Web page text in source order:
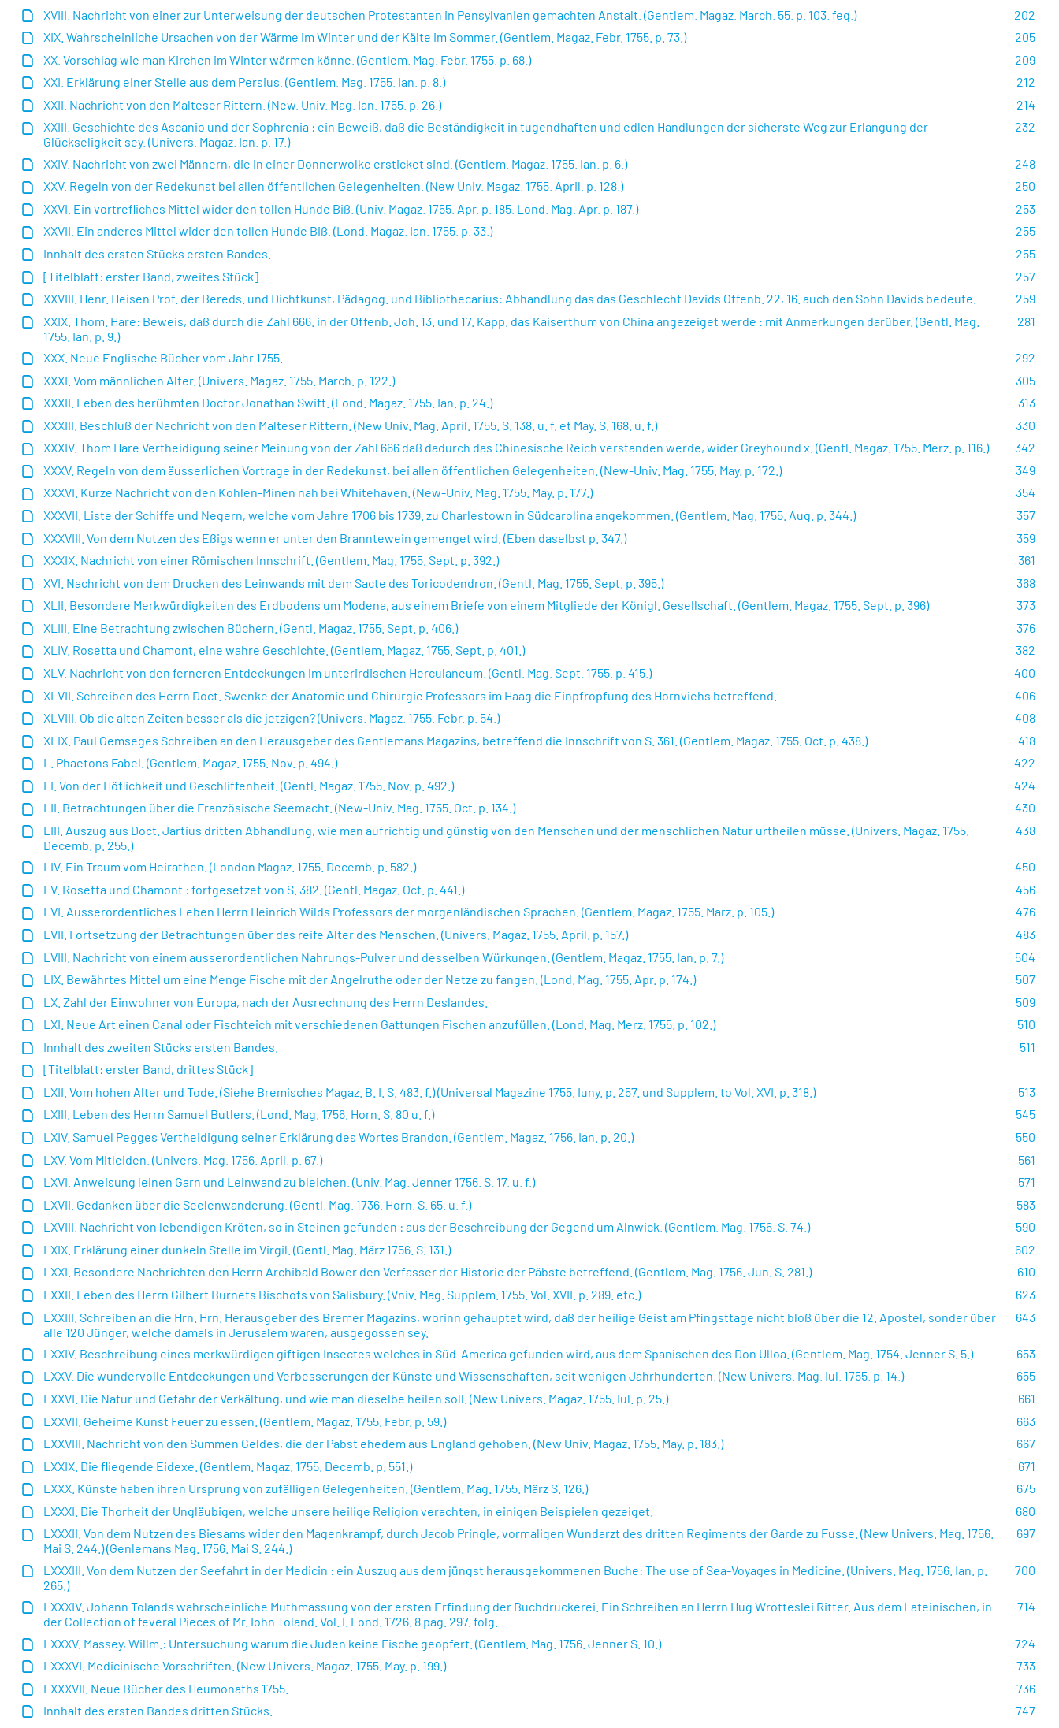
202
XVIII. Nachricht von einer zur Unterweisung der deutschen Protestanten in Pensylvanien gemachten Anstalt. (Gentlem. Magaz. March. 55. p. 103. feq.)
205
XIX. Wahrscheinliche Ursachen von der Wärme im Winter und der Kälte im Sommer. (Gentlem. Magaz. Febr. 1755. p. 73.)
209
XX. Vorschlag wie man Kirchen im Winter wärmen könne. (Gentlem. Mag. Febr. 1755. p. 68.)
212
XXI. Erklärung einer Stelle aus dem Persius. (Gentlem. Mag. 1755. Ian. p. 8.)
214
XXII. Nachricht von den Malteser Rittern. (New. Univ. Mag. Ian. 1755. p. 26.)
232
XXIII. Geschichte des Ascanio und der Sophrenia : ein Beweiß, daß die Beständigkeit in tugendhaften und edlen Handlungen der sicherste Weg zur Erlangung der
Glückseligkeit sey. (Univers. Magaz. Ian. p. 17.)
248
XXIV. Nachricht von zwei Männern, die in einer Donnerwolke ersticket sind. (Gentlem. Magaz. 1755. Ian. p. 6.)
250
XXV. Regeln von der Redekunst bei allen öffentlichen Gelegenheiten. (New Univ. Magaz. 1755. April. p. 128.)
253
XXVI. Ein vortrefliches Mittel wider den tollen Hunde Biß. (Univ. Magaz. 1755. Apr. p. 185. Lond. Mag. Apr. p. 187.)
255
XXVII. Ein anderes Mittel wider den tollen Hunde Biß. (Lond. Magaz. Ian. 1755. p. 33.)
255
Innhalt des ersten Stücks ersten Bandes.
257
[Titelblatt: erster Band, zweites Stück]
259
XXVIII. Henr. Heisen Prof. der Bereds. und Dichtkunst, Pädagog. und Bibliothecarius: Abhandlung das das Geschlecht Davids Offenb. 22, 16. auch den Sohn Davids bedeute.
281
XXIX. Thom. Hare: Beweis, daß durch die Zahl 666. in der Offenb. Joh. 13. und 17. Kapp. das Kaiserthum von China angezeiget werde : mit Anmerkungen darüber. (Gentl. Mag.
1755. Ian. p. 9.)
292
XXX. Neue Englische Bücher vom Jahr 1755.
305
XXXI. Vom männlichen Alter. (Univers. Magaz. 1755. March. p. 122.)
313
XXXII. Leben des berühmten Doctor Jonathan Swift. (Lond. Magaz. 1755. Ian. p. 24.)
330
XXXIII. Beschluß der Nachricht von den Malteser Rittern. (New Univ. Mag. April. 1755. S. 138. u. f. et May. S. 168. u. f.)
342
XXXIV. Thom Hare Vertheidigung seiner Meinung von der Zahl 666 daß dadurch das Chinesische Reich verstanden werde, wider Greyhound x. (Gentl. Magaz. 1755. Merz. p. 116.)
349
XXXV. Regeln von dem äusserlichen Vortrage in der Redekunst, bei allen öffentlichen Gelegenheiten. (New-Univ. Mag. 1755. May. p. 172.)
354
XXXVI. Kurze Nachricht von den Kohlen-Minen nah bei Whitehaven. (New-Univ. Mag. 1755. May. p. 177.)
357
XXXVII. Liste der Schiffe und Negern, welche vom Jahre 1706 bis 1739. zu Charlestown in Südcarolina angekommen. (Gentlem. Mag. 1755. Aug. p. 344.)
359
XXXVIII. Von dem Nutzen des Eßigs wenn er unter den Branntewein gemenget wird. (Eben daselbst p. 347.)
361
XXXIX. Nachricht von einer Römischen Innschrift. (Gentlem. Mag. 1755. Sept. p. 392.)
368
XVI. Nachricht von dem Drucken des Leinwands mit dem Sacte des Toricodendron. (Gentl. Mag. 1755. Sept. p. 395.)
373
XLII. Besondere Merkwürdigkeiten des Erdbodens um Modena, aus einem Briefe von einem Mitgliede der Königl. Gesellschaft. (Gentlem. Magaz. 1755. Sept. p. 396)
376
XLIII. Eine Betrachtung zwischen Büchern. (Gentl. Magaz. 1755. Sept. p. 406.)
382
XLIV. Rosetta und Chamont, eine wahre Geschichte. (Gentlem. Magaz. 1755. Sept. p. 401.)
400
XLV. Nachricht von den ferneren Entdeckungen im unterirdischen Herculaneum. (Gentl. Mag. Sept. 1755. p. 415.)
406
XLVII. Schreiben des Herrn Doct. Swenke der Anatomie und Chirurgie Professors im Haag die Einpfropfung des Hornviehs betreffend.
408
XLVIII. Ob die alten Zeiten besser als die jetzigen? (Univers. Magaz. 1755. Febr. p. 54.)
418
XLIX. Paul Gemseges Schreiben an den Herausgeber des Gentlemans Magazins, betreffend die Innschrift von S. 361. (Gentlem. Magaz. 1755. Oct. p. 438.)
422
L. Phaetons Fabel. (Gentlem. Magaz. 1755. Nov. p. 494.)
424
LI. Von der Höflichkeit und Geschliffenheit. (Gentl. Magaz. 1755. Nov. p. 492.)
430
LII. Betrachtungen über die Französische Seemacht. (New-Univ. Mag. 1755. Oct. p. 134.)
438
LIII. Auszug aus Doct. Jartius dritten Abhandlung, wie man aufrichtig und günstig von den Menschen und der menschlichen Natur urtheilen müsse. (Univers. Magaz. 1755.
Decemb. p. 255.)
450
LIV. Ein Traum vom Heirathen. (London Magaz. 1755. Decemb. p. 582.)
456
LV. Rosetta und Chamont : fortgesetzet von S. 382. (Gentl. Magaz. Oct. p. 441.)
476
LVI. Ausserordentliches Leben Herrn Heinrich Wilds Professors der morgenländischen Sprachen. (Gentlem. Magaz. 1755. Marz. p. 105.)
483
LVII. Fortsetzung der Betrachtungen über das reife Alter des Menschen. (Univers. Magaz. 1755. April. p. 157.)
504
LVIII. Nachricht von einem ausserordentlichen Nahrungs-Pulver und desselben Würkungen. (Gentlem. Magaz. 1755. Ian. p. 7.)
507
LIX. Bewährtes Mittel um eine Menge Fische mit der Angelruthe oder der Netze zu fangen. (Lond. Mag. 1755. Apr. p. 174.)
509
LX. Zahl der Einwohner von Europa, nach der Ausrechnung des Herrn Deslandes.
510
LXI. Neue Art einen Canal oder Fischteich mit verschiedenen Gattungen Fischen anzufüllen. (Lond. Mag. Merz. 1755. p. 102.)
511
Innhalt des zweiten Stücks ersten Bandes.
[Titelblatt: erster Band, drittes Stück]
513
LXII. Vom hohen Alter und Tode. (Siehe Bremisches Magaz. B. I. S. 483. f.) (Universal Magazine 1755. Iuny. p. 257. und Supplem. to Vol. XVI. p. 318.)
545
LXIII. Leben des Herrn Samuel Butlers. (Lond. Mag. 1756. Horn. S. 80 u. f.)
550
LXIV. Samuel Pegges Vertheidigung seiner Erklärung des Wortes Brandon. (Gentlem. Magaz. 1756. Ian. p. 20.)
561
LXV. Vom Mitleiden. (Univers. Mag. 1756. April. p. 67.)
571
LXVI. Anweisung leinen Garn und Leinwand zu bleichen. (Univ. Mag. Jenner 1756. S. 17. u. f.)
583
LXVII. Gedanken über die Seelenwanderung. (Gentl. Mag. 1736. Horn. S. 65. u. f.)
590
LXVIII. Nachricht von lebendigen Kröten, so in Steinen gefunden : aus der Beschreibung der Gegend um Alnwick. (Gentlem. Mag. 1756. S. 74.)
602
LXIX. Erklärung einer dunkeln Stelle im Virgil. (Gentl. Mag. März 1756. S. 131.)
610
LXXI. Besondere Nachrichten den Herrn Archibald Bower den Verfasser der Historie der Päbste betreffend. (Gentlem. Mag. 1756. Jun. S. 281.)
623
LXXII. Leben des Herrn Gilbert Burnets Bischofs von Salisbury. (Vniv. Mag. Supplem. 1755. Vol. XVII. p. 289. etc.)
643
LXXIII. Schreiben an die Hrn. Hrn. Herausgeber des Bremer Magazins, worinn gehauptet wird, daß der heilige Geist am Pfingsttage nicht bloß über die 12. Apostel, sonder über
alle 120 Jünger, welche damals in Jerusalem waren, ausgegossen sey.
653
LXXIV. Beschreibung eines merkwürdigen giftigen Insectes welches in Süd-America gefunden wird, aus dem Spanischen des Don Ulloa. (Gentlem. Mag. 1754. Jenner S. 5.)
655
LXXV. Die wundervolle Entdeckungen und Verbesserungen der Künste und Wissenschaften, seit wenigen Jahrhunderten. (New Univers. Mag. Iul. 1755. p. 14.)
661
LXXVI. Die Natur und Gefahr der Verkältung, und wie man dieselbe heilen soll. (New Univers. Magaz. 1755. Iul. p. 25.)
663
LXXVII. Geheime Kunst Feuer zu essen. (Gentlem. Magaz. 1755. Febr. p. 59.)
667
LXXVIII. Nachricht von den Summen Geldes, die der Pabst ehedem aus England gehoben. (New Univ. Magaz. 1755. May. p. 183.)
671
LXXIX. Die fliegende Eidexe. (Gentlem. Magaz. 1755. Decemb. p. 551.)
675
LXXX. Künste haben ihren Ursprung von zufälligen Gelegenheiten. (Gentlem. Mag. 1755. März S. 126.)
680
LXXXI. Die Thorheit der Ungläubigen, welche unsere heilige Religion verachten, in einigen Beispielen gezeiget.
697
LXXXII. Von dem Nutzen des Biesams wider den Magenkrampf, durch Jacob Pringle, vormaligen Wundarzt des dritten Regiments der Garde zu Fusse. (New Univers. Mag. 1756.
Mai S. 244.) (Genlemans Mag. 1756. Mai S. 244.)
700
LXXXIII. Von dem Nutzen der Seefahrt in der Medicin : ein Auszug aus dem jüngst herausgekommenen Buche: The use of Sea-Voyages in Medicine. (Univers. Mag. 1756. Ian. p.
265.)
714
LXXXIV. Johann Tolands wahrscheinliche Muthmassung von der ersten Erfindung der Buchdruckerei. Ein Schreiben an Herrn Hug Wrotteslei Ritter. Aus dem Lateinischen, in
der Collection of feveral Pieces of Mr. Iohn Toland. Vol. I. Lond. 1726. 8 pag. 297. folg.
724
LXXXV. Massey, Willm.: Untersuchung warum die Juden keine Fische geopfert. (Gentlem. Mag. 1756. Jenner S. 10.)
733
LXXXVI. Medicinische Vorschriften. (New Univers. Magaz. 1755. May. p. 199.)
736
LXXXVII. Neue Bücher des Heumonaths 1755.
747
Innhalt des ersten Bandes dritten Stücks.